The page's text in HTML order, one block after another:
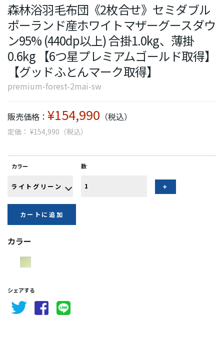
森林浴羽毛布団《2枚合せ》セミダブル
ポーランド産ホワイトマザーグースダウ
ン95% (440dp以上) 合掛1.0kg、薄掛
0.6kg 【6つ星プレミアムゴールド取得】
【グッドふとんマーク取得】
premium-forest-2mai-sw
販売価格： ¥154,990 （税込）
定価： ¥154,990（税込）
カラー 数
カートに追加
カラー
シェアする